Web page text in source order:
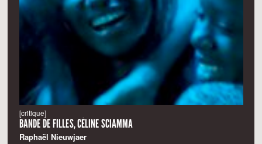
[critique]
BANDE DE FILLES, CÉLINE SCIAMMA
Raphaël Nieuwjaer